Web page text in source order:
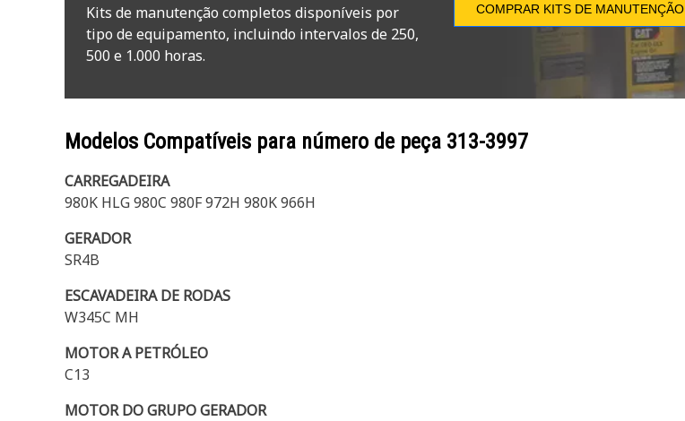
Kits de manutenção completos disponíveis por
tipo de equipamento, incluindo intervalos de 250,
500 e 1.000 horas.
COMPRAR KITS DE MANUTENÇÃO
Modelos Compatíveis para número de peça 313-3997
CARREGADEIRA
980K HLG 980C 980F 972H 980K 966H
GERADOR
SR4B
ESCAVADEIRA DE RODAS
W345C MH
MOTOR A PETRÓLEO
C13
MOTOR DO GRUPO GERADOR